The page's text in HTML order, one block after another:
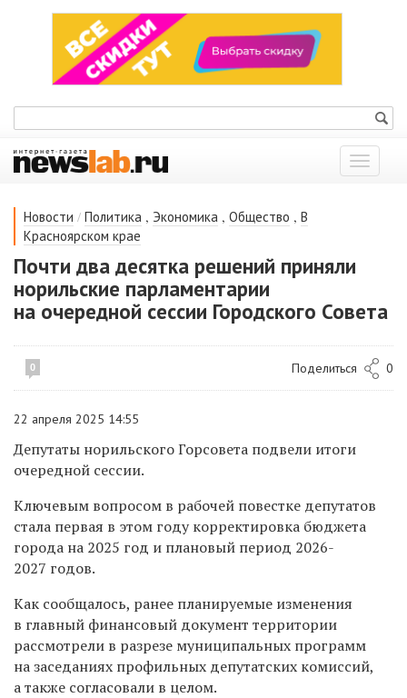
Показать
меню
Новости / Политика , Экономика , Общество , В
Красноярском крае
Почти два десятка решений приняли
норильские парламентарии
на очередной сессии Городского Совета
0 Поделиться 0
22 апреля 2025 14:55
Депутаты норильского Горсовета подвели итоги
очередной сессии.
Ключевым вопросом в рабочей повестке депутатов
стала первая в этом году корректировка бюджета
города на 2025 год и плановый период 2026-
2027 годов.
Как сообщалось, ранее планируемые изменения
в главный финансовый документ территории
рассмотрели в разрезе муниципальных программ
на заседаниях профильных депутатских комиссий,
а также согласовали в целом.